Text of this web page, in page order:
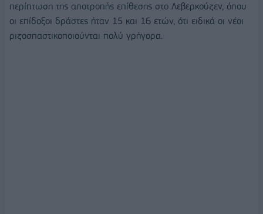
περίπτωση της αποτροπής επίθεσης στο Λεβερκούζεν, όπου
οι επίδοξοι δράστες ήταν 15 και 16 ετών, ότι ειδικά οι νέοι
ριζοσπαστικοποιούνται πολύ γρήγορα.